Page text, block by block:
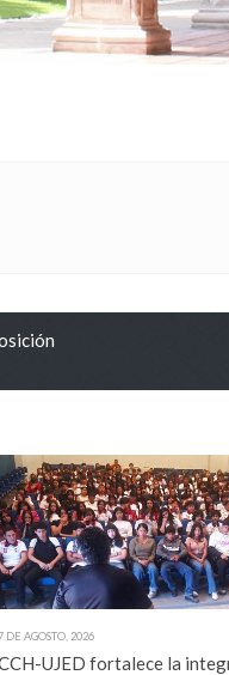
DE AGOSTO, 2026
UJED fortalece la